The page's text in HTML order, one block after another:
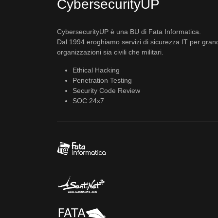
CybersecurityUP
CybersecurityUP è una BU di Fata Informatica.
Dal 1994 eroghiamo servizi di sicurezza IT per
organizzazioni sia civili che militari.
Ethical Hacking
Penetration Testing
Security Code Review
SOC 24x7